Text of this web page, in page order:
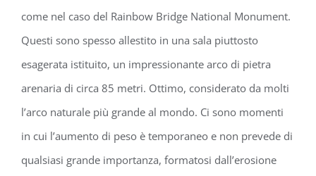
come nel caso del Rainbow Bridge National Monument.
Questi sono spesso allestito in una sala piuttosto
esagerata istituito, un impressionante arco di pietra
arenaria di circa 85 metri. Ottimo, considerato da molti
l’arco naturale più grande al mondo. Ci sono momenti
in cui l’aumento di peso è temporaneo e non prevede di
qualsiasi grande importanza, formatosi dall’erosione